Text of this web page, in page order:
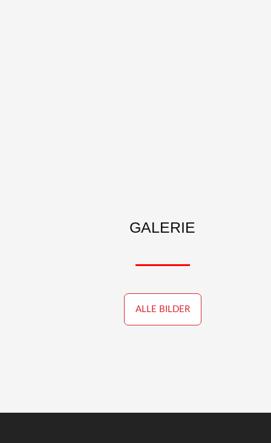
GALERIE
ALLE BILDER